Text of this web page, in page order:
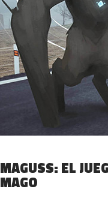
MAGUSS: EL
MAGO